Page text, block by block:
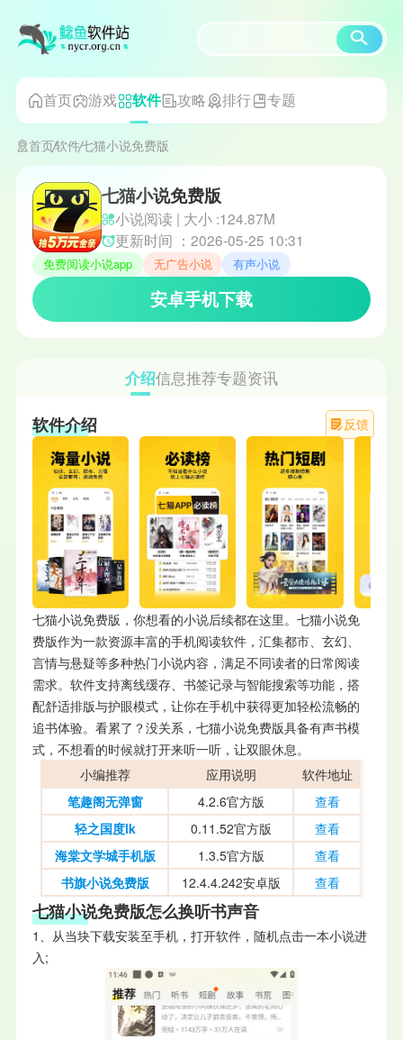
首页 游戏 软件 攻略 排行 专题
首页软件七猫小说免费版
七猫小说免费版
小说阅读 | 大小 :124.87M
更新时间 ：2026-05-25 10:31
免费阅读小说app 无广告小说 有声小说
安卓手机下载
介绍信息推荐专题资讯
反馈
软件介绍
七猫小说免费版，你想看的小说后续都在这里。七猫小说免
费版作为一款资源丰富的手机阅读软件，汇集都市、玄幻、
言情与悬疑等多种热门小说内容，满足不同读者的日常阅读
需求。软件支持离线缓存、书签记录与智能搜索等功能，搭
配舒适排版与护眼模式，让你在手机中获得更加轻松流畅的
追书体验。看累了？没关系，七猫小说免费版具备有声书模
式，不想看的时候就打开来听一听，让双眼休息。
小编推荐
应用说明
软件地址
笔趣阁无弹窗
4.2.6官方版
查看
轻之国度lk
0.11.52官方版
查看
海棠文学城手机版
1.3.5官方版
查看
书旗小说免费版
12.4.4.242安卓版 查看
七猫小说免费版怎么换听书声音
1、从当块下载安装至手机，打开软件，随机点击一本小说进
入;